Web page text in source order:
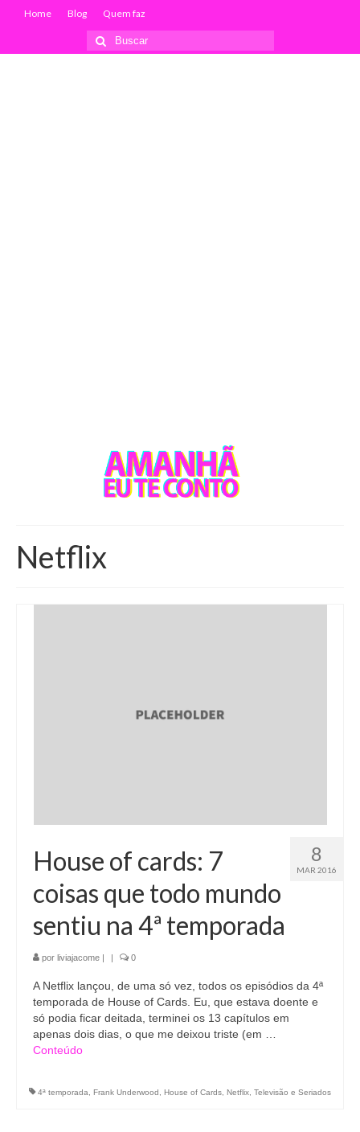
Home Blog Quem faz
Buscar
por:
Netflix
8
MAR 2016
House of cards: 7
coisas que todo mundo
sentiu na 4ª temporada
por liviajacome | | 0
A Netflix lançou, de uma só vez, todos os episódios da 4ª
temporada de House of Cards. Eu, que estava doente e
só podia ficar deitada, terminei os 13 capítulos em
apenas dois dias, o que me deixou triste (em …
Conteúdo
4ª temporada Frank Underwood House of Cards Netflix Televisão e Seriados